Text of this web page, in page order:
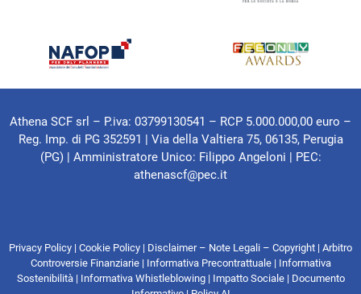
Athena SCF srl – P.iva: 03799130541 – RCP 5.000.000,00 euro –
Reg. Imp. di PG 352591 | Via della Valtiera 75, 06135, Perugia
(PG) | Amministratore Unico: Filippo Angeloni | PEC:
athenascf@pec.it
Privacy Policy | Cookie Policy | Disclaimer – Note Legali – Copyright | Arbitro
Controversie Finanziarie| Informativa Precontrattuale| Informativa
Sostenibilità| Informativa Whistleblowing| Impatto Sociale | Documento